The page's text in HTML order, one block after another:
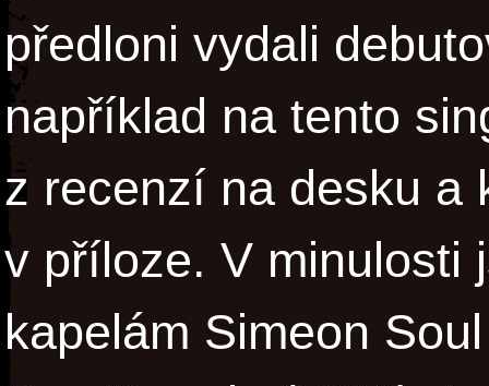
předloni vydali
například na tento
z recenzí na desku a
v příloze. V minulosti
kapelám Simeon